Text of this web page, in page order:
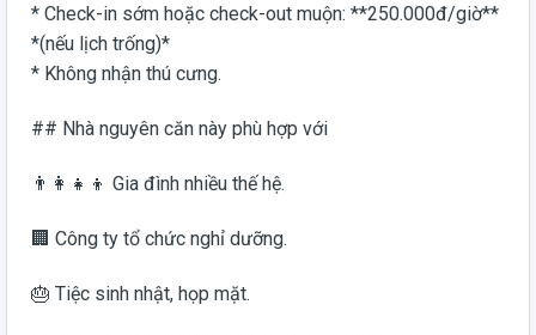
* Check-in sớm hoặc check-out muộn: **250.000đ/giờ**
*(nếu lịch trống)*
* Không nhận thú cưng.
## Nhà nguyên căn này phù hợp với
👨‍👩‍👧‍👦 Gia đình nhiều thế hệ.
🏢 Công ty tổ chức nghỉ dưỡng.
🎂 Tiệc sinh nhật, họp mặt.